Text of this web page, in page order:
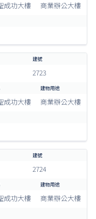
成功大樓 商業辦公大樓
2723
成功大樓 商業辦公大樓
2724
成功大樓 商業辦公大樓